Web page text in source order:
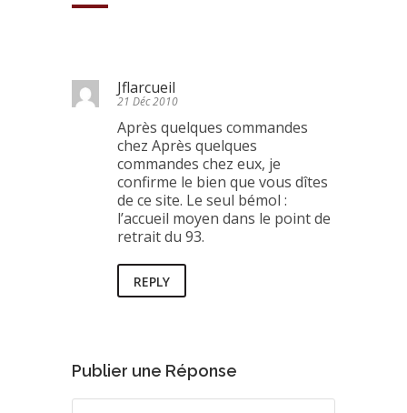
Jflarcueil
21 Déc 2010
Après quelques commandes
chez Après quelques
commandes chez eux, je
confirme le bien que vous dîtes
de ce site. Le seul bémol :
l’accueil moyen dans le point de
retrait du 93.
REPLY
Publier une Réponse